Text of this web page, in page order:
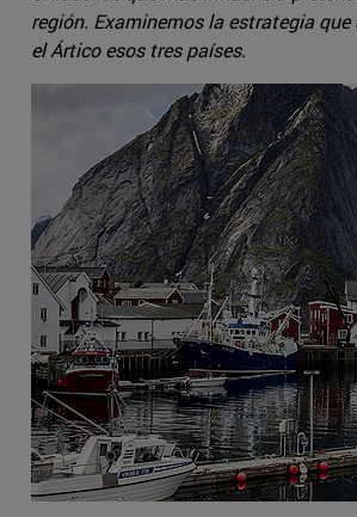
región. Examinemos la estrategia
el Ártico esos tres países.